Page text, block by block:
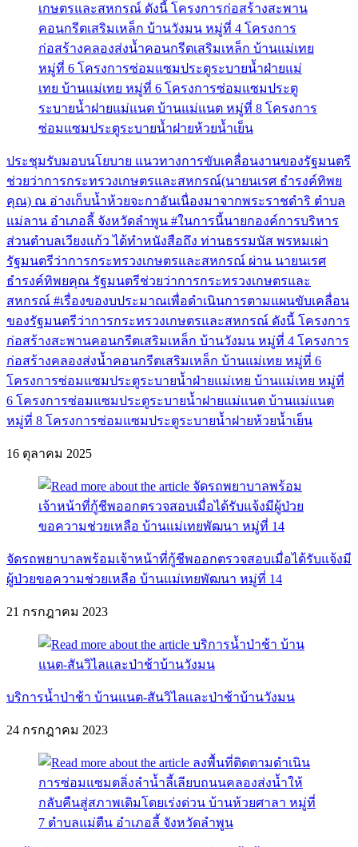
ประชุมรับมอบนโยบาย แนวทางการขับเคลื่อนงานของรัฐมนตรี
ช่วยว่าการกระทรวงเกษตรและสหกรณ์(นายนเรศ ธำรงค์ทิพย
คุณ) ณ อ่างเก็บน้ำห้วยจะกาอันเนื่องมาจากพระราชดำริ ตำบล
แม่ลาน อำเภอลี้ จังหวัดลำพูน #ในการนี้นายกองค์การบริหาร
ส่วนตำบลเวียงแก้ว ได้ทำหนังสือถึง ท่านธรรมนัส พรหมเผ่า
รัฐมนตรีว่าการกระทรวงเกษตรและสหกรณ์ ผ่าน นายนเรศ
ธำรงค์ทิพยคุณ รัฐมนตรีช่วยว่าการกระทรวงเกษตรและ
สหกรณ์ #เรื่องของบประมาณเพื่อดำเนินการตามแผนขับเคลื่อน
ของรัฐมนตรีว่าการกระทรวงเกษตรและสหกรณ์ ดังนี้ โครงการ
ก่อสร้างสะพานคอนกรีตเสริมเหล็ก บ้านวังมน หมู่ที่ 4 โครงการ
ก่อสร้างคลองส่งน้ำคอนกรีตเสริมเหล็ก บ้านแม่เทย หมู่ที่ 6
โครงการซ่อมแซมประตูระบายน้ำฝ่ายแม่เทย บ้านแม่เทย หมู่ที่
6 โครงการซ่อมแซมประตูระบายน้ำฝายแม่แนต บ้านแม่แนต
หมู่ที่ 8 โครงการซ่อมแซมประตูระบายน้ำฝายห้วยน้ำเย็น
16 ตุลาคม 2025
จัดรถพยาบาลพร้อมเจ้าหน้าที่กู้ชีพออกตรวจสอบเมื่อได้รับแจ้งมี
ผู้ป่วยขอความช่วยเหลือ บ้านแม่เทยพัฒนา หมู่ที่ 14
21 กรกฎาคม 2023
บริการน้ำป่าช้า บ้านแนต-สันวิไลเเละป่าช้าบ้านวังมน
24 กรกฎาคม 2023